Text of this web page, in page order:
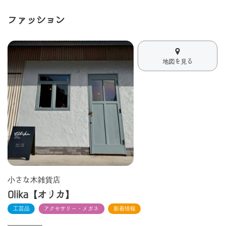
ファッション
地図を見る
小さな木雑貨店
Olika【オリカ】
工芸品 アクセサリー・メガネ 新着情報